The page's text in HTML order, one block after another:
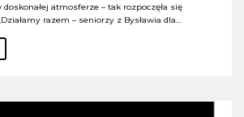
atmosferze – tak rozpoczęła się
razem – seniorzy z Bysławia dla…